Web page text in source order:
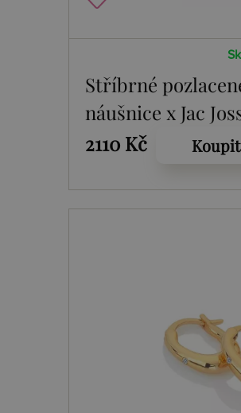
Stříbrné
náušnice x Jac
Soul DE659
2110 Kč Koupit